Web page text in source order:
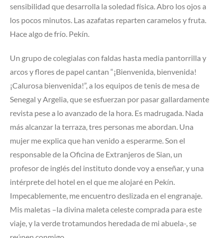
sensibilidad que desarrolla la soledad física. Abro los ojos a
los pocos minutos. Las azafatas reparten caramelos y fruta.
Hace algo de frío. Pekín.
Un grupo de colegialas con faldas hasta media pantorrilla y
arcos y flores de papel cantan “¡Bienvenida, bienvenida!
¡Calurosa bienvenida!”, a los equipos de tenis de mesa de
Senegal y Argelia, que se esfuerzan por pasar gallardamente
revista pese a lo avanzado de la hora. Es madrugada. Nada
más alcanzar la terraza, tres personas me abordan. Una
mujer me explica que han venido a esperarme. Son el
responsable de la Oficina de Extranjeros de Sian, un
profesor de inglés del instituto donde voy a enseñar, y una
intérprete del hotel en el que me alojaré en Pekín.
Impecablemente, me encuentro deslizada en el engranaje.
Mis maletas –la divina maleta celeste comprada para este
viaje, y la verde trotamundos heredada de mi abuela-, se